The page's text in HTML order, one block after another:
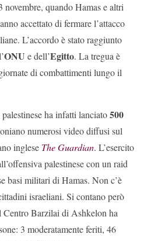
quando Hamas e altri
accettato di fermare l’attacco
L’accordo è stato raggiunto
ONU e dell’Egitto. La tregua è
di combattimenti lungo il
ha infatti lanciato500
numerosi video diffusi sul
inglese The Guardian. L’esercito
palestinese con un raid
basi militari di Hamas. Non c’è
israeliani. Si contano però
Centro Barzilai di Ashkelon ha
3 moderatamente feriti, 46